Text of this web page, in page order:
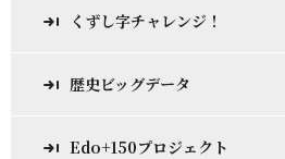
くずし字チャレンジ！
歴史ビッグデータ
Edo+150プロジェクト